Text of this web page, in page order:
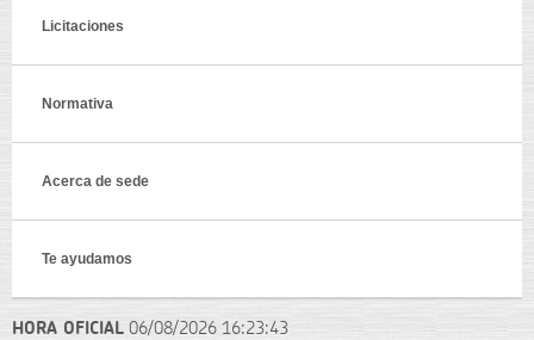
Licitaciones
Normativa
Acerca de sede
Te ayudamos
HORA OFICIAL 06/08/2026 16:23:43